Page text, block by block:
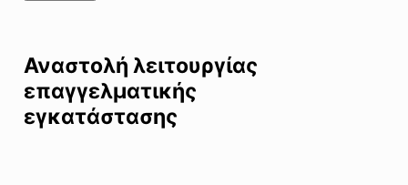
Αναστολή λειτουργίας
επαγγελματικής
εγκατάστασης